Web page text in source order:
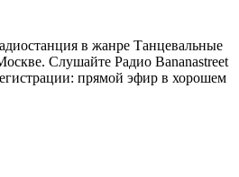
в жанре Танцевальные
Слушайте Радио Bananastreet
прямой эфир в хорошем